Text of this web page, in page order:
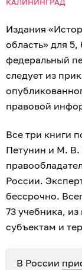
Издания
область» для
федеральный
следует из
правовой
Все три книги
Петунин и М. В.
России.
бессрочно.
73 учебника,
субъектам и
В России